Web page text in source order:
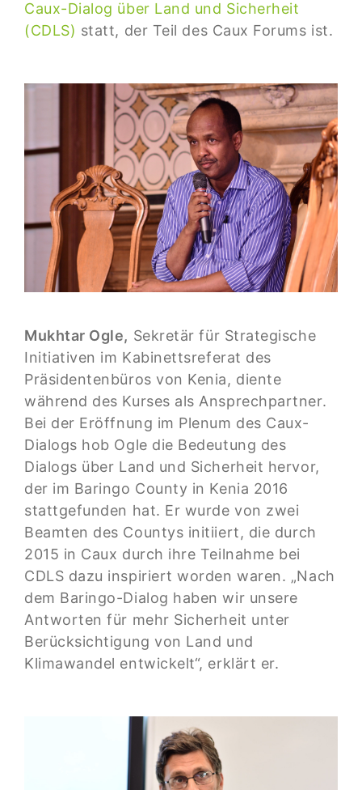
Caux-Dialog über Land und Sicherheit
(CDLS) statt, der Teil des Caux Forums ist.
Mukhtar Ogle, Sekretär für Strategische
Initiativen im Kabinettsreferat des
Präsidentenbüros von Kenia, diente
während des Kurses als Ansprechpartner.
Bei der Eröffnung im Plenum des Caux-
Dialogs hob Ogle die Bedeutung des
Dialogs über Land und Sicherheit hervor,
der im Baringo County in Kenia 2016
stattgefunden hat. Er wurde von zwei
Beamten des Countys initiiert, die durch
2015 in Caux durch ihre Teilnahme bei
CDLS dazu inspiriert worden waren. „Nach
dem Baringo-Dialog haben wir unsere
Antworten für mehr Sicherheit unter
Berücksichtigung von Land und
Klimawandel entwickelt“, erklärt er.